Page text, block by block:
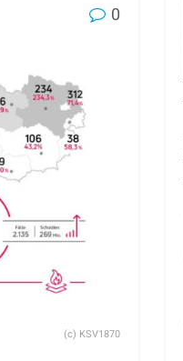
0
(c) KSV1870